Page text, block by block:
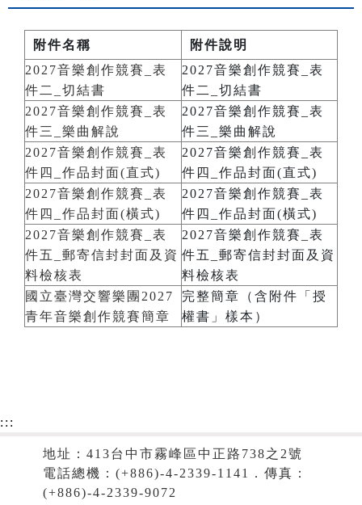
附件名稱
附件說明
2027音樂創作競賽_表
件二_切結書
2027音樂創作競賽_表
件二_切結書
2027音樂創作競賽_表
件三_樂曲解說
2027音樂創作競賽_表
件三_樂曲解說
2027音樂創作競賽_表
件四_作品封面(直式)
2027音樂創作競賽_表
件四_作品封面(直式)
2027音樂創作競賽_表
件四_作品封面(橫式)
2027音樂創作競賽_表
件四_作品封面(橫式)
2027音樂創作競賽_表
件五_郵寄信封封面及資
料檢核表
2027音樂創作競賽_表
件五_郵寄信封封面及資
料檢核表
國立臺灣交響樂團2027
青年音樂創作競賽簡章
完整簡章（含附件「授
權書」樣本）
:::
地址：413台中市霧峰區中正路738之2號
電話總機：(+886)-4-2339-1141．傳真：
(+886)-4-2339-9072